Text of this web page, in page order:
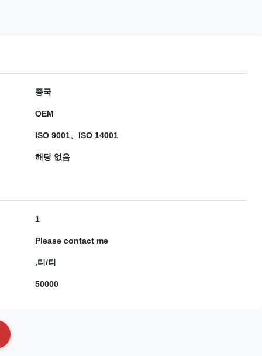
중국
OEM
ISO 9001、ISO 14001
해당 없음
1
Please contact me
,티/티
50000